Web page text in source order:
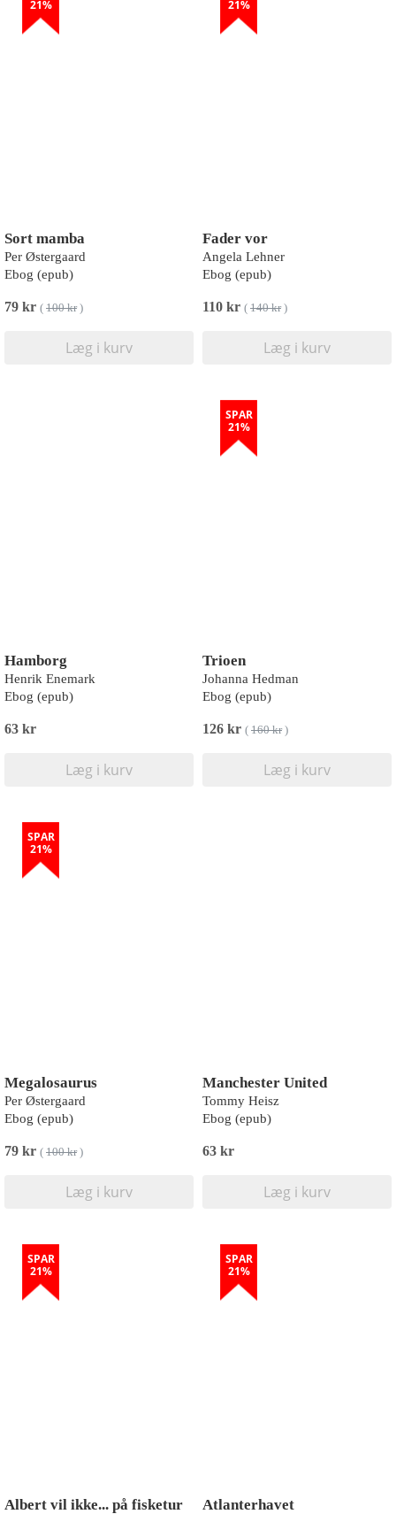
21%
Sort mamba
Per Østergaard
Ebog (epub)
79 kr ( 100 kr)
Læg i kurv
21%
Fader vor
Angela Lehner
Ebog (epub)
110 kr ( 140 kr)
Læg i kurv
Hamborg
Henrik Enemark
Ebog (epub)
63 kr
Læg i kurv
SPAR
21%
Trioen
Johanna Hedman
Ebog (epub)
126 kr ( 160 kr)
Læg i kurv
SPAR
21%
Megalosaurus
Per Østergaard
Ebog (epub)
79 kr ( 100 kr)
Læg i kurv
Manchester United
Tommy Heisz
Ebog (epub)
63 kr
Læg i kurv
SPAR
21%
Albert vil ikke... på fisketur
SPAR
21%
Atlanterhavet